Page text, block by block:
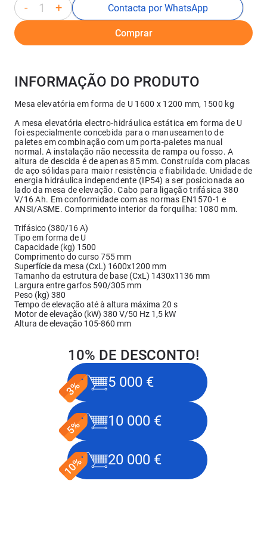
- + Contacta por WhatsApp
Comprar
INFORMAÇÃO DO PRODUTO
Mesa elevatória em forma de U 1600 x 1200 mm, 1500 kg
A mesa elevatória electro-hidráulica estática em forma de U
foi especialmente concebida para o manuseamento de
paletes em combinação com um porta-paletes manual
normal. A instalação não necessita de rampa ou fosso. A
altura de descida é de apenas 85 mm. Construída com placas
de aço sólidas para maior resistência e fiabilidade. Unidade de
energia hidráulica independente (IP54) a ser posicionada ao
lado da mesa de elevação. Cabo para ligação trifásica 380
V/16 Ah. Em conformidade com as normas EN1570-1 e
ANSI/ASME. Comprimento interior da forquilha: 1080 mm.
Trifásico (380/16 A)
Tipo em forma de U
Capacidade (kg) 1500
Comprimento do curso 755 mm
Superfície da mesa (CxL) 1600x1200 mm
Tamanho da estrutura de base (CxL) 1430x1136 mm
Largura entre garfos 590/305 mm
Peso (kg) 380
Tempo de elevação até à altura máxima 20 s
Motor de elevação (kW) 380 V/50 Hz 1,5 kW
Altura de elevação 105-860 mm
10% DE DESCONTO!
5 000 €
10 000 €
20 000 €